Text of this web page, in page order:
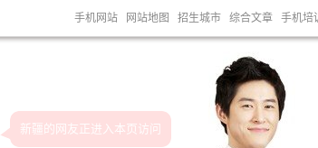
手机网站 网站地图 招生城市 综合文章 手机培
手机维修培训学校,酒泉手机维修培训学校,张掖手机维修培训学校,天